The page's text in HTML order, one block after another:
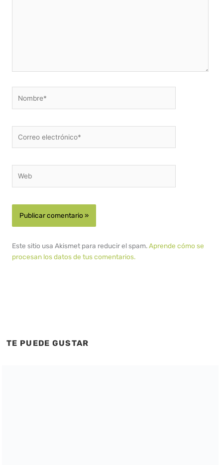
electrónico*
Este sitio usa Akismet para reducir el spam.Aprende cómo se
procesan los datos de tus comentarios.
TE PUEDE GUSTAR